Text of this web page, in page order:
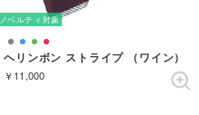
ノベルティ対象
ヘリンボン ストライプ （ワイン）
￥11,000